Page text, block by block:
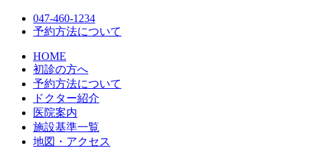
047-460-1234
予約方法について
HOME
初診の方へ
予約方法について
ドクター紹介
医院案内
施設基準一覧
地図・アクセス